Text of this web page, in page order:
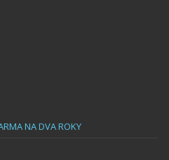
NA DVA ROKY